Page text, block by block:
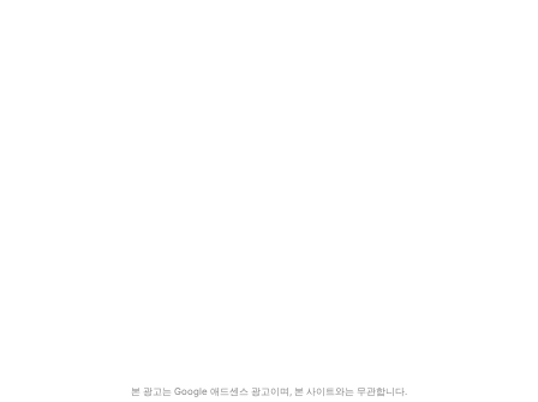
본 광고는 Google 애드센스 광고이며, 본 사이트와는 무관합니다.